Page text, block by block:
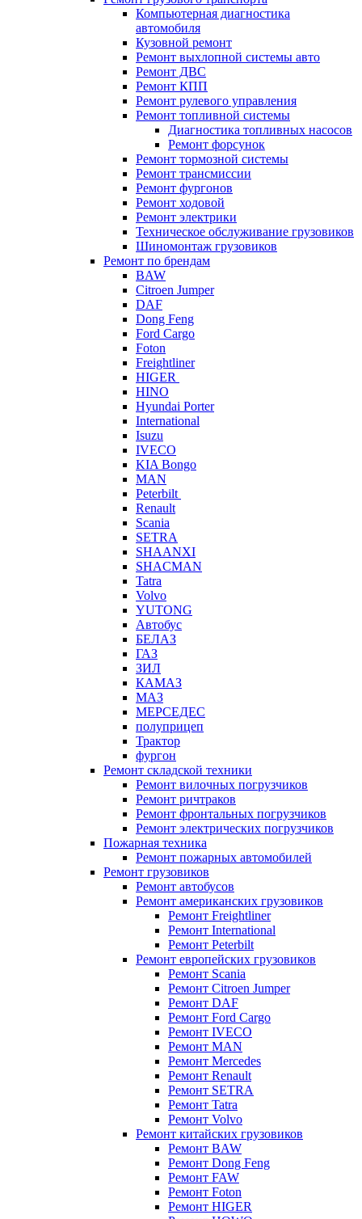
Компьютерная диагностика
автомобиля
Кузовной ремонт
Ремонт выхлопной системы авто
Ремонт ДВС
Ремонт КПП
Ремонт рулевого управления
Ремонт топливной системы
Диагностика топливных насосов
Ремонт форсунок
Ремонт тормозной системы
Ремонт трансмиссии
Ремонт фургонов
Ремонт ходовой
Ремонт электрики
Техническое обслуживание грузовиков
Шиномонтаж грузовиков
Ремонт по брендам
BAW
Citroen Jumper
DAF
Dong Feng
Ford Cargo
Foton
Freightliner
HIGER
HINO
Hyundai Porter
International
Isuzu
IVECO
KIA Bongo
MAN
Peterbilt
Renault
Scania
SETRA
SHAANXI
SHACMAN
Tatra
Volvo
YUTONG
Автобус
БЕЛАЗ
ГАЗ
ЗИЛ
КАМАЗ
МАЗ
МЕРСЕДЕС
полуприцеп
Трактор
фургон
Ремонт складской техники
Ремонт вилочных погрузчиков
Ремонт ричтраков
Ремонт фронтальных погрузчиков
Ремонт электрических погрузчиков
Пожарная техника
Ремонт пожарных автомобилей
Ремонт грузовиков
Ремонт автобусов
Ремонт американских грузовиков
Ремонт Freightliner
Ремонт International
Ремонт Peterbilt
Ремонт европейских грузовиков
Ремонт Scania
Ремонт Citroen Jumper
Ремонт DAF
Ремонт Ford Cargo
Ремонт IVECO
Ремонт MAN
Ремонт Mercedes
Ремонт Renault
Ремонт SETRA
Ремонт Tatra
Ремонт Volvo
Ремонт китайских грузовиков
Ремонт BAW
Ремонт Dong Feng
Ремонт FAW
Ремонт Foton
Ремонт HIGER